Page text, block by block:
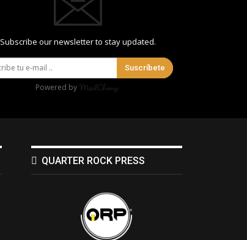
Subscribe our newsletter to stay updated.
Suscríbete
Powered by
QUARTER ROCK PRESS